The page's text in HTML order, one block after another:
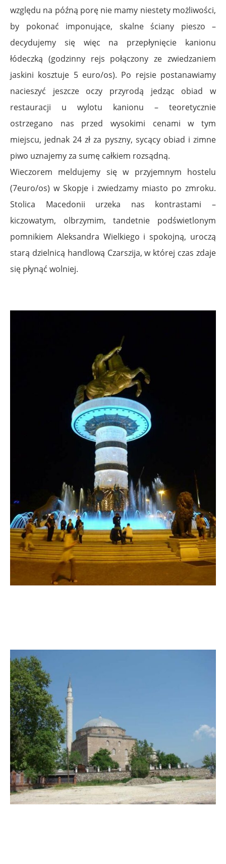
względu na późną porę nie mamy niestety możliwości,
by pokonać imponujące, skalne ściany pieszo –
decydujemy się więc na przepłynięcie kanionu
łódeczką (godzinny rejs połączony ze zwiedzaniem
jaskini kosztuje 5 euro/os). Po rejsie postanawiamy
nacieszyć jeszcze oczy przyrodą jedząc obiad w
restauracji u wylotu kanionu – teoretycznie
ostrzegano nas przed wysokimi cenami w tym
miejscu, jednak 24 zł za pyszny, sycący obiad i zimne
piwo uznajemy za sumę całkiem rozsądną.
Wieczorem meldujemy się w przyjemnym hostelu
(7euro/os) w Skopje i zwiedzamy miasto po zmroku.
Stolica Macedonii urzeka nas kontrastami –
kiczowatym, olbrzymim, tandetnie podświetlonym
pomnikiem Aleksandra Wielkiego i spokojną, uroczą
starą dzielnicą handlową Czarszija, w której czas zdaje
się płynąć wolniej.